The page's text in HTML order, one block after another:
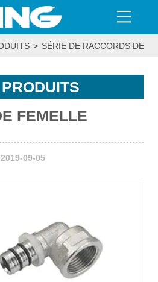
> SÉRIE DE RACCORDS DE
FEMELLE
2019-09-05